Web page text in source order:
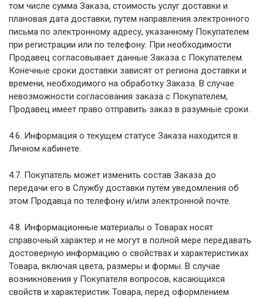
том числе сумма Заказа, стоимость услуг доставки и
плановая дата доставки, путем направления электронного
письма по электронному адресу, указанному Покупателем
при регистрации или по телефону. При необходимости
Продавец согласовывает данные Заказа с Покупателем.
Конечные сроки доставки зависят от региона доставки и
времени, необходимого на обработку Заказа. В случае
невозможности согласования заказа с Покупателем,
Продавец имеет право отправить заказ в разумные сроки.
4.6. Информация о текущем статусе Заказа находится в
Личном кабинете.
4.7. Покупатель может изменить состав Заказа до
передачи его в Службу доставки путём уведомления об
этом Продавца по телефону и/или электронной почте.
4.8. Информационные материалы о Товарах носят
справочный характер и не могут в полной мере передавать
достоверную информацию о свойствах и характеристиках
Товара, включая цвета, размеры и формы. В случае
возникновения у Покупателя вопросов, касающихся
свойств и характеристик Товара, перед оформлением